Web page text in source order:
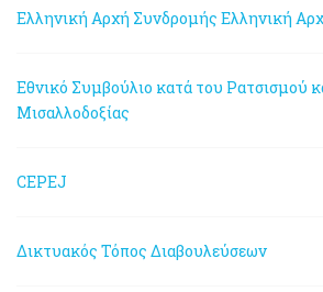
Ελληνική Αρχή Συνδρομής Ελληνική
Εθνικό Συμβούλιο κατά του Ρατσισμού
Μισαλλοδοξίας
CEPEJ
Δικτυακός Τόπος Διαβουλεύσεων